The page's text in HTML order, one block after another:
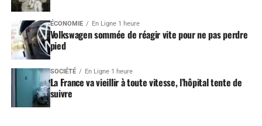
ÉCONOMIE En Ligne 1 heure
Volkswagen sommée de réagir vite pour ne pas perdre
pied
SOCIÉTÉ En Ligne 1 heure
La France va vieillir à toute vitesse, l’hôpital tente de
suivre